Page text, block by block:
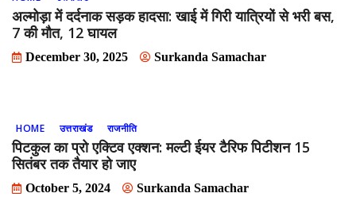
अल्मोड़ा में दर्दनाक सड़क हादसा: खाई में गिरी यात्रियों से भरी बस,
7 की मौत, 12 घायल
December 30, 2025 Surkanda Samachar
HOME उत्तराखंड राजनीति
पिटकुल का प्रो एक्टिव एक्शन: मल्टी ईयर टैरिफ पिटीशन 15
सितंबर तक तैयार हो जाए
October 5, 2024 Surkanda Samachar